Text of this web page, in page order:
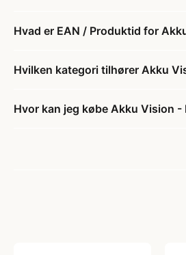
Hvad er EAN / Produktid for
Hvilken kategori tilhører Akku
Hvor kan jeg købe Akku Vision